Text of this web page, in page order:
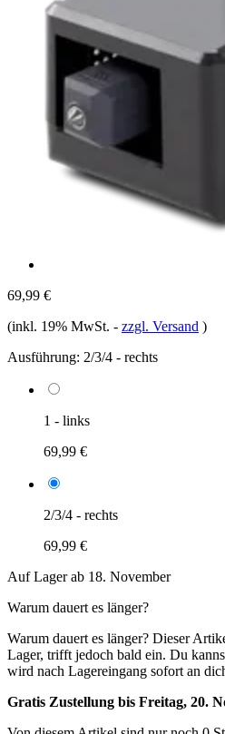
69,99 €
(inkl. 19% MwSt. - zzgl. Versand )
Ausführung: 2/3/4 - rechts
1 - links
69,99 €
2/3/4 - rechts
69,99 €
Auf Lager ab 18. November
Warum dauert es länger?
Warum dauert es länger? Dieser
Lager, trifft jedoch bald ein. Du
wird nach Lagereingang sofort an
Gratis Zustellung bis Freitag, 20.